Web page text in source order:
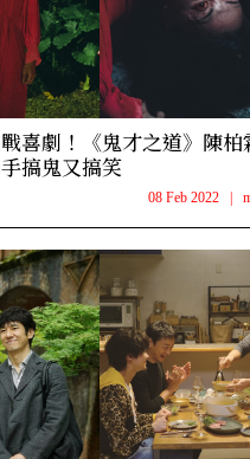
戰喜劇！《鬼才之道》陳
搞鬼又搞笑
08 Feb 2022 |